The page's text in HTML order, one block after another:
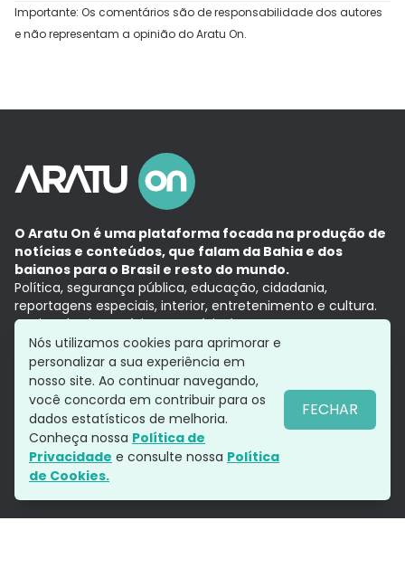
Importante: Os comentários são de responsabilidade dos autores
e não representam a opinião do Aratu On.
O Aratu On é uma plataforma focada na produção de
notícias e conteúdos, que falam da Bahia e dos
baianos para o Brasil e resto do mundo.
Política, segurança pública, educação, cidadania,
reportagens especiais, interior, entretenimento e cultura.
Aqui, tudo vira notícia e a notícia é no tempo presente,
com a credibilidade do Grupo Aratu.
Grupo Aratu
Política de privacidade
Siga-nos
Nós utilizamos cookies para aprimorar e
personalizar a sua experiência em
nosso site. Ao continuar navegando,
você concorda em contribuir para os
dados estatísticos de melhoria.
Conheça nossa Política de
Privacidade e consulte nossa Política
de Cookies.
FECHAR